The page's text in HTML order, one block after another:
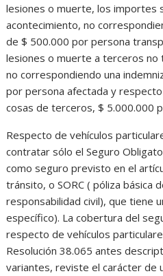
lesiones o muerte, los importes
acontecimiento, no
de $ 500.000 por persona
lesiones o muerte a terceros
no correspondiendo una
por persona afectada y
cosas de terceros, $ 5.000.000
Respecto de vehículos
contratar sólo el Seguro
como seguro previsto en el
tránsito, o SORC ( póliza básica
responsabilidad civil), que tiene
específico). La cobertura del
respecto de vehículos
Resolución 38.065 antes
variantes, reviste el carácter de